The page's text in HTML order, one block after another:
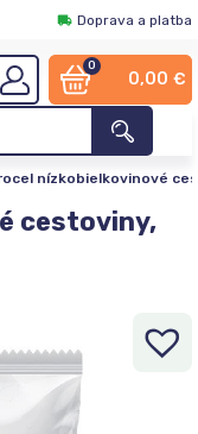
Doprava a platba
0
0,00 €
nízkobielkovinové
cestoviny,